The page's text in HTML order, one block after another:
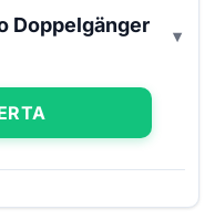
Doppelgänger